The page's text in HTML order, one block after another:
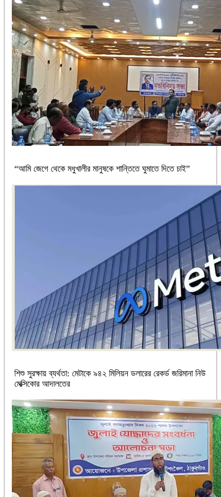
“আমি জেগে থেকে মধুখালীর মানুষকে শান্তিতে ঘুমাতে দিতে চাই”
শিশু সুরক্ষায় ব্যর্থতা: মেটাকে ৯৪২ মিলিয়ন ডলারের রেকর্ড জরিমানা নিউ
মেক্সিকোর আদালতের